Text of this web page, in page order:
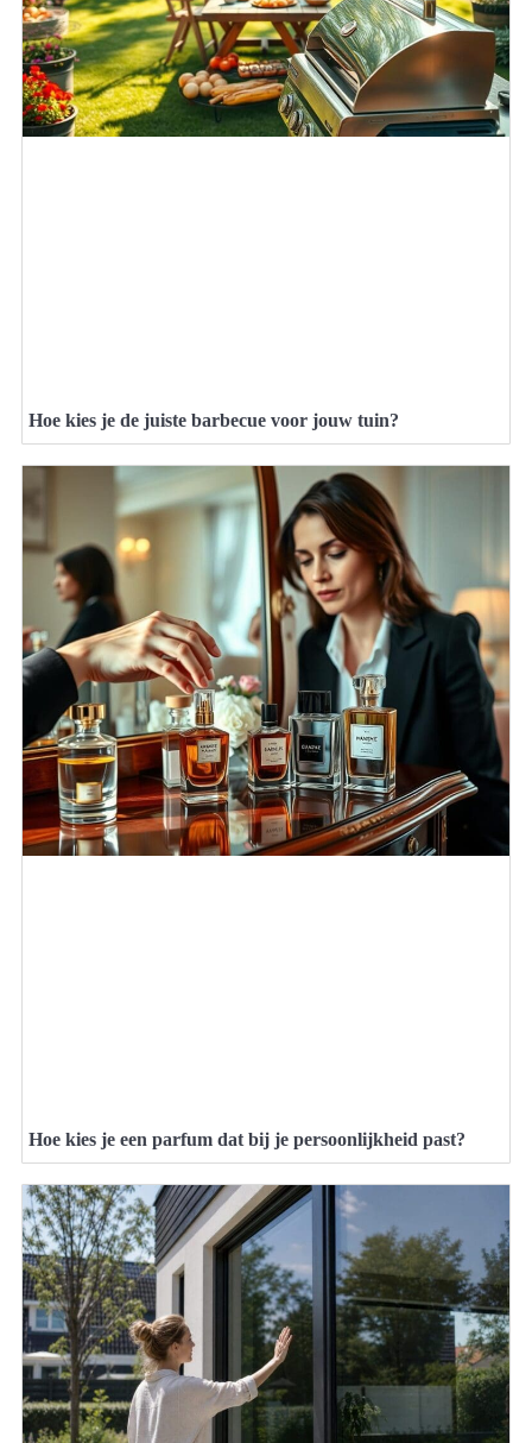
Hoe kies je de juiste barbecue voor jouw tuin?
Hoe kies je een parfum dat bij je persoonlijkheid past?